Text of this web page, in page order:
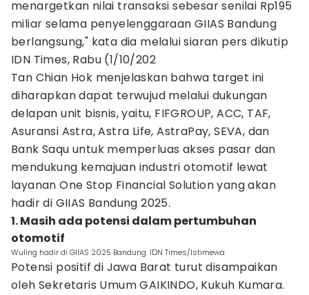
menargetkan nilai transaksi sebesar senilai Rp195
miliar selama penyelenggaraan GIIAS Bandung
berlangsung," kata dia melalui siaran pers dikutip
IDN Times, Rabu (1/10/202
Tan Chian Hok menjelaskan bahwa target ini
diharapkan dapat terwujud melalui dukungan
delapan unit bisnis, yaitu, FIFGROUP, ACC, TAF,
Asuransi Astra, Astra Life, AstraPay, SEVA, dan
Bank Saqu untuk memperluas akses pasar dan
mendukung kemajuan industri otomotif lewat
layanan One Stop Financial Solution yang akan
hadir di GIIAS Bandung 2025.
1. Masih ada potensi dalam pertumbuhan
otomotif
Wuling hadir di GIIAS 2025 Bandung. IDN Times/Istimewa
Potensi positif di Jawa Barat turut disampaikan
oleh Sekretaris Umum GAIKINDO, Kukuh Kumara.